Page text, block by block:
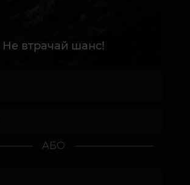
Не втрачай шанс!
АБО